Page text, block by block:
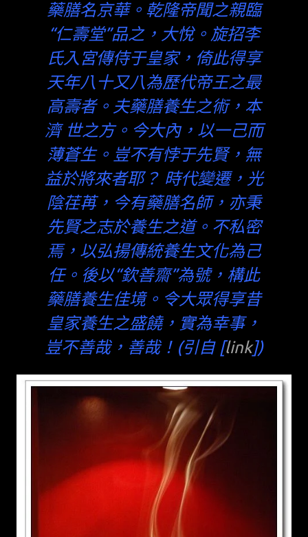
藥膳名京華。乾隆帝聞之親臨
“仁壽堂”品之，大悅。旋招李
氏入宮傳侍于皇家，倚此得享
天年八十又八為歷代帝王之最
高壽者。夫藥膳養生之術，本
濟 世之方。今大內，以一己而
薄蒼生。豈不有悖于先賢，無
益於將來者耶？ 時代變遷，光
陰荏苒，今有藥膳名師，亦秉
先賢之志於養生之道。不私密
焉，以弘揚傳統養生文化為己
任。後以“欽善齋”為號，構此
藥膳養生佳境。令大眾得享昔
皇家養生之盛饒，實為幸事，
豈不善哉，善哉！(引自 [link])